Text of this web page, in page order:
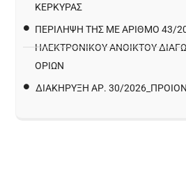
ΚΈΡΚΥΡΑΣ
ΠΕΡΙΛΗΨΗ ΤΗΣ ΜΕ ΑΡΙΘΜΟ 43/
ΗΛΕΚΤΡΟΝΙΚΟΥ ΑΝΟΙΚΤΟΥ
ΟΡΙΩΝ
ΔΙΑΚΉΡΥΞΗ ΑΡ. 30/